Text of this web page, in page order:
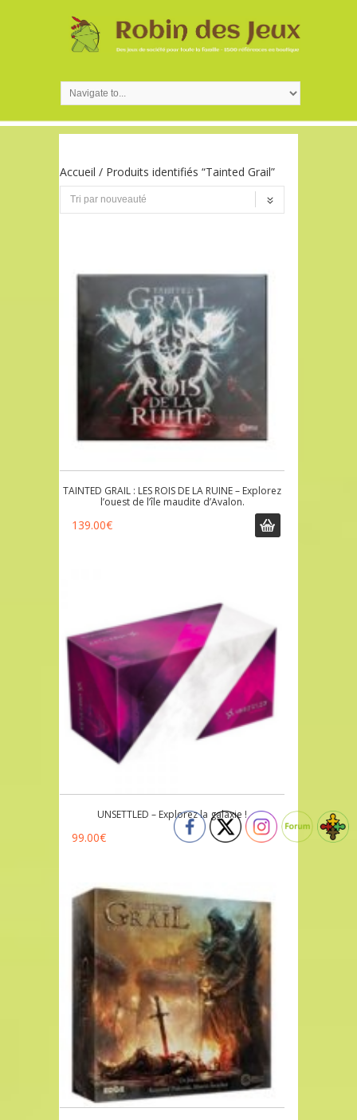
Accueil / Produits identifiés “Tainted Grail”
TAINTED GRAIL : LES ROIS DE LA RUINE – Explorez
l’ouest de l’île maudite d’Avalon.
139.00€
UNSETTLED – Explorez la galaxie !
99.00€